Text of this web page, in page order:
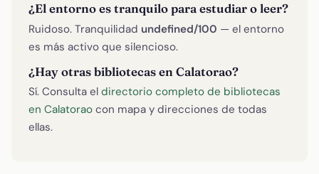
¿El entorno es tranquilo para estudiar o leer?
Ruidoso. Tranquilidad undefined/100 — el entorno
es más activo que silencioso.
¿Hay otras bibliotecas en Calatorao?
Sí. Consulta el directorio completo de bibliotecas
en Calatorao con mapa y direcciones de todas
ellas.